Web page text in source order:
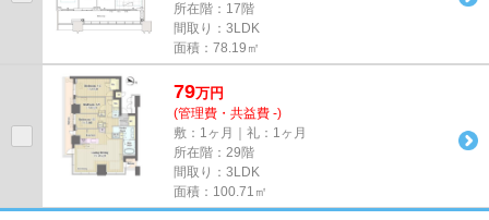
所在階：17階
間取り：3LDK
面積：78.19㎡
79万円
(管理費・共益費 -)
敷：1ヶ月｜礼：1ヶ月
所在階：29階
間取り：3LDK
面積：100.71㎡